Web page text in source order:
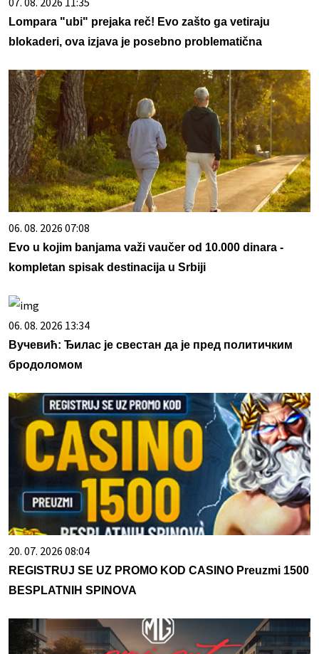
Lompara "ubi" prejaka reč! Evo zašto ga vetiraju
blokaderi, ova izjava je posebno problematična
06. 08. 2026 07:08
Evo u kojim banjama važi vaučer od 10.000 dinara -
kompletan spisak destinacija u Srbiji
06. 08. 2026 13:34
Вучевић: Ђилас је свестан да је пред политичким
бродоломом
20. 07. 2026 08:04
REGISTRUJ SE UZ PROMO KOD CASINO Preuzmi 1500
BESPLATNIH SPINOVA